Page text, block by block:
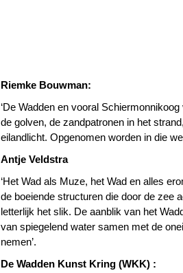
Riemke Bouwman:
‘De Wadden en vooral
de golven, de zandpatronen in het
eilandlicht. Opgenomen worden in die
Antje Veldstra
‘Het Wad als Muze, het Wad en alles
de boeiende structuren die door de zee
letterlijk het slik. De aanblik van het
van spiegelend water samen met de
nemen’.
De Wadden Kunst Kring (WKK) :